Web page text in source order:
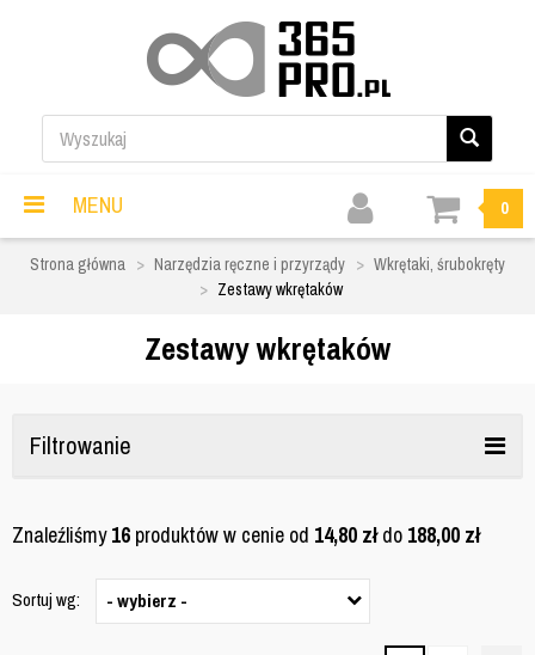
MENU 0
Strona główna Narzędzia ręczne i przyrządy
Wkrętaki, śrubokręty
Zestawy wkrętaków
Zestawy wkrętaków
Filtrowanie
Znaleźliśmy16 produktów w cenie od 14,80 złdo 188,00 zł
Sortuj wg: - wybierz -